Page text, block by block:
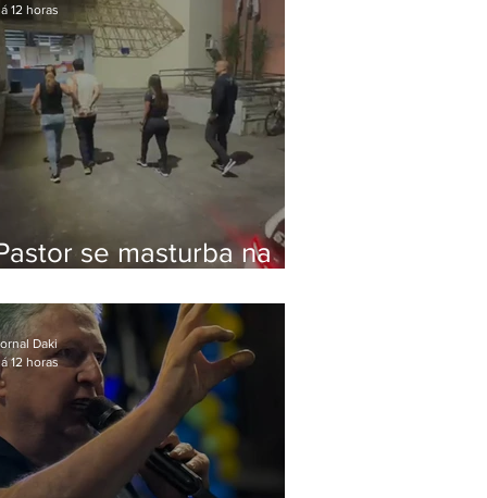
se masturba na
na Zona Oeste
12 horas
Daki
12 horas